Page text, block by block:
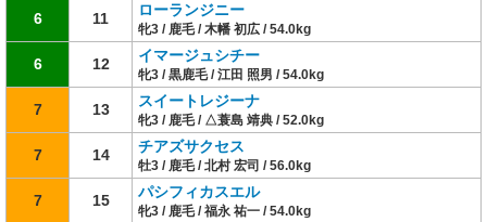
6 11 ローランジニー
牝3 / 鹿毛 / 木幡 初広 / 54.0kg
6 12 イマージュシチー
牝3 / 黒鹿毛 / 江田 照男 / 54.0kg
7 13 スイートレジーナ
牝3 / 鹿毛 / △蓑島 靖典 / 52.0kg
7 14 チアズサクセス
牡3 / 鹿毛 / 北村 宏司 / 56.0kg
7 15 パシフィカスエル
牝3 / 鹿毛 / 福永 祐一 / 54.0kg